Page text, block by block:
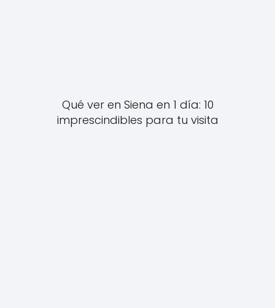
Qué ver en Siena en 1 día: 10
imprescindibles para tu visita